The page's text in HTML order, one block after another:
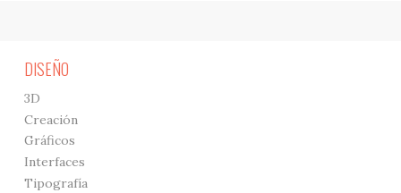
DISEÑO
3D
Creación
Gráficos
Interfaces
Tipografía